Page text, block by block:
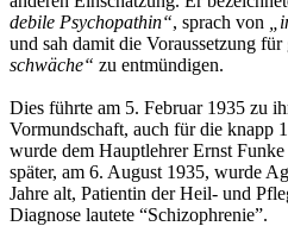
debile Psychopathin“, sprach von
und sah damit die Voraussetzung für
schwäche“ zu entmündigen.
Dies führte am 5. Februar 1935 zu
Vormundschaft, auch für die knapp
wurde dem Hauptlehrer Ernst
später, am 6. August 1935, wurde
Jahre alt, Patientin der Heil- und
Diagnose lautete “Schizophrenie”.